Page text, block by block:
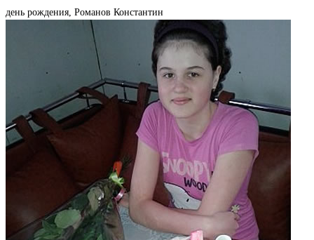
день рождения, Романов Константин